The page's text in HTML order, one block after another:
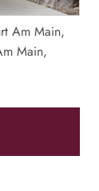
Am Main,
Main,